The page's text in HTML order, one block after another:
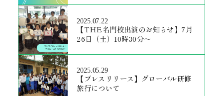
2025.07.22
【THE名門校出演のお知らせ】7月
26日（土）10時30分～
2025.05.29
【プレスリリース】グローバル研修
旅行について